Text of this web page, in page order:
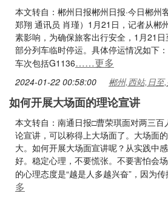
本文转自：郴州日报郴州日报·今日郴州
郑翔 通讯员 肖瑾）1月21日，记者从郴
素影响，为确保旅客出行安全，1月21
部分列车临时停运。具体停运情况如下
车次包括G1136……更多
2024-01-22 00:58:00 郴州,西站,日至
如何开展大场面的理论宣讲
本文转自：南通日报□曹荣琪面对两三百
论宣讲，可以称得上大场面了。大场面
大。如何开展大场面宣讲呢？从实践中
好。稳定心理，不要慌张。不要害怕会
的心理态度是“越是人多越兴奋”，因为
多